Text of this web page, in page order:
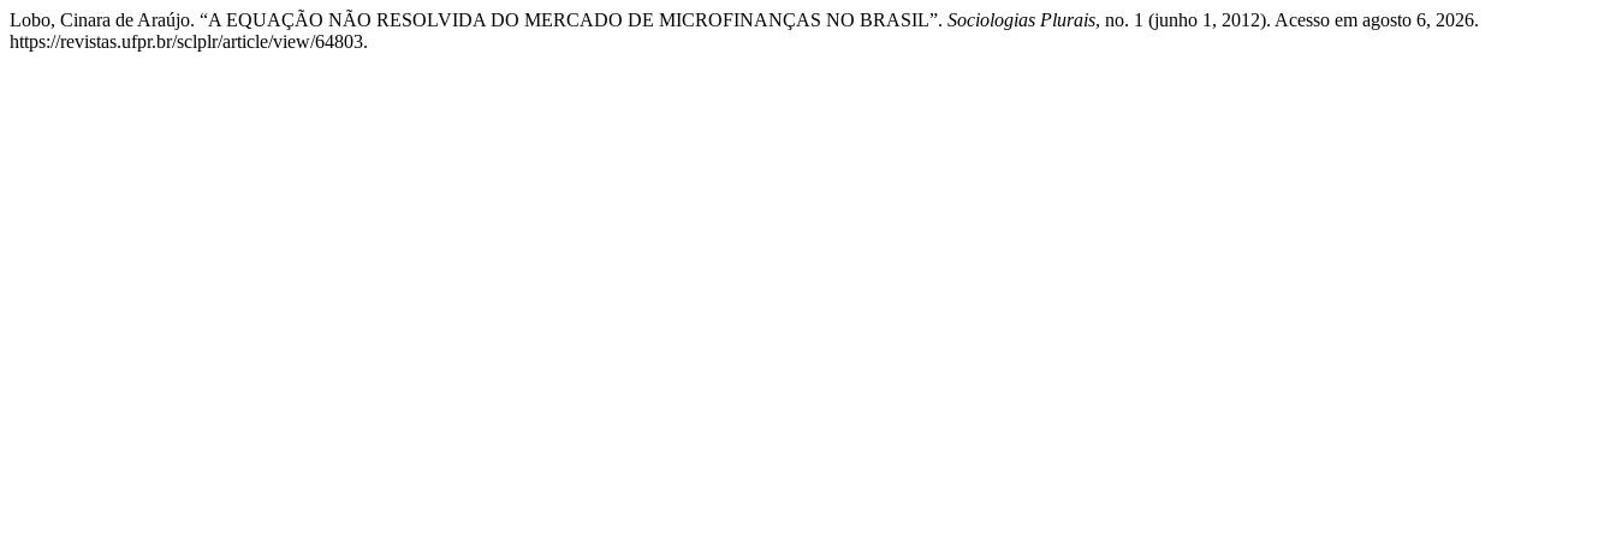
Lobo, Cinara de Araújo. “A EQUAÇÃO NÃO RESOLVIDA DO MERCADO DE MICROFINANÇAS NO BRASIL”. Sociologias Plurais, no. 1 (junho 1, 2012). Acesso em agosto 6, 2026.
https://revistas.ufpr.br/sclplr/article/view/64803.